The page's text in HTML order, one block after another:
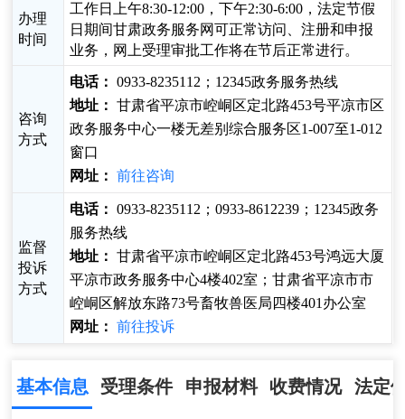
办理
时间
工作日上午8:30-12:00，下午2:30-6:00，法定节假
日期间甘肃政务服务网可正常访问、注册和申报
业务，网上受理审批工作将在节后正常进行。
咨询
方式
电话： 0933-8235112；12345政务服务热线
地址： 甘肃省平凉市崆峒区定北路453号平凉市区
政务服务中心一楼无差别综合服务区1-007至1-012
窗口
网址： 前往咨询
监督
投诉
方式
电话： 0933-8235112；0933-8612239；12345政务
服务热线
地址： 甘肃省平凉市崆峒区定北路453号鸿远大厦
平凉市政务服务中心4楼402室；甘肃省平凉市市
崆峒区解放东路73号畜牧兽医局四楼401办公室
网址： 前往投诉
基本信息 受理条件 申报材料 收费情况 法定